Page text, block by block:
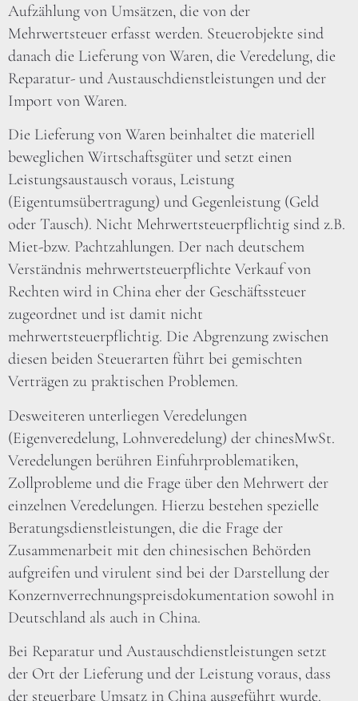
Aufzählung von Umsätzen, die von der
Mehrwertsteuer erfasst werden. Steuerobjekte sind
danach die Lieferung von Waren, die Veredelung, die
Reparatur- und Austauschdienstleistungen und der
Import von Waren.
Die Lieferung von Waren beinhaltet die materiell
beweglichen Wirtschaftsgüter und setzt einen
Leistungsaustausch voraus, Leistung
(Eigentumsübertragung) und Gegenleistung (Geld
oder Tausch). Nicht Mehrwertsteuerpflichtig sind z.B.
Miet-bzw. Pachtzahlungen. Der nach deutschem
Verständnis mehrwertsteuerpflichte Verkauf von
Rechten wird in China eher der Geschäftssteuer
zugeordnet und ist damit nicht
mehrwertsteuerpflichtig. Die Abgrenzung zwischen
diesen beiden Steuerarten führt bei gemischten
Verträgen zu praktischen Problemen.
Desweiteren unterliegen Veredelungen
(Eigenveredelung, Lohnveredelung) der chinesMwSt.
Veredelungen berühren Einfuhrproblematiken,
Zollprobleme und die Frage über den Mehrwert der
einzelnen Veredelungen. Hierzu bestehen spezielle
Beratungsdienstleistungen, die die Frage der
Zusammenarbeit mit den chinesischen Behörden
aufgreifen und virulent sind bei der Darstellung der
Konzernverrechnungspreisdokumentation sowohl in
Deutschland als auch in China.
Bei Reparatur und Austauschdienstleistungen setzt
der Ort der Lieferung und der Leistung voraus, dass
der steuerbare Umsatz in China ausgeführt wurde.